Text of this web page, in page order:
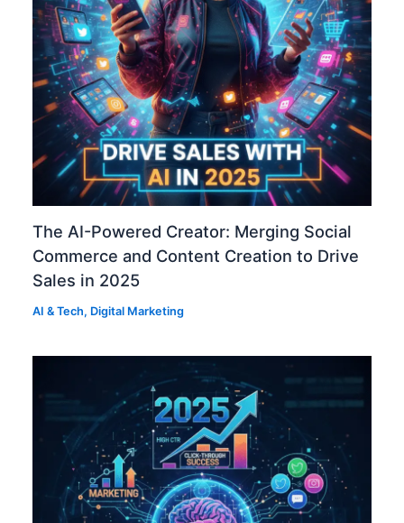
The AI-Powered Creator: Merging Social
Commerce and Content Creation to Drive
Sales in 2025
AI & Tech, Digital Marketing